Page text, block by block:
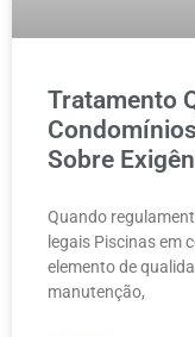
Tratamento
Sobre
Quando
legais Piscinas em
elemento de
manutenção,